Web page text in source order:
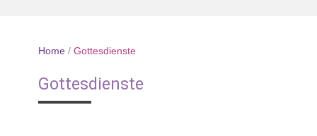
Home / Gottesdienste
Gottesdienste